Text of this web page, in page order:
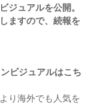
ジュアルを公開。
ますので、続報を
ビジュアルはこち
り海外でも人気を